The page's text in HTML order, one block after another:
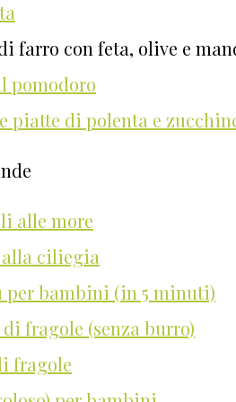
farro con feta, olive e
pomodoro
piatte di polenta e
alle more
ciliegia
per bambini (in 5 minuti)
fragole (senza burro)
fragole